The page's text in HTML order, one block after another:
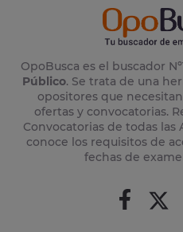
OpoBusca es el buscador
Público. Se trata de una
opositores que
ofertas y convocatorias.
Convocatorias de todas
conoce los requisitos de
fechas de